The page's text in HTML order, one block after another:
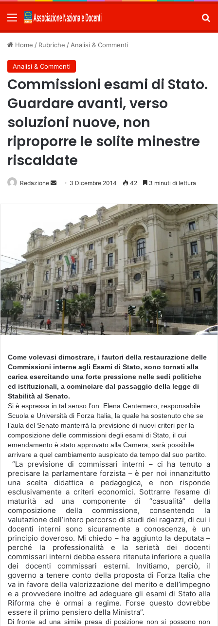
Menu
Home / Rubriche / Analisi & Commenti
Analisi & Commenti
Commissioni esami di Stato.
Guardare avanti, verso
soluzioni nuove, non
riproporre le solite minestre
riscaldate
Redazione
Invia 3 Dicembre 2014 42 3 minuti di lettura
Come volevasi dimostrare, i fautori della restaurazione delle
Commissioni interne agli Esami di Stato, sono tornati alla
carica esercitando una forte pressione nelle sedi politiche
ed istituzionali, a cominciare dal passaggio della legge di
Stabilità al Senato.
Si è espressa in tal senso l’on. Elena Centemero, responsabile
Scuola e Università di Forza Italia, la quale ha sostenuto che se
l’aula del Senato manterrà la previsione di nuovi criteri per la
composizione delle commissioni degli esami di Stato, il cui
emendamento è stato approvato alla Camera, sarà possibile
arrivare a quel cambiamento auspicato da tempo dal suo partito.
“La previsione di commissari interni – ci ha tenuto a
precisare la parlamentare forzista – è per noi innanzitutto
una scelta didattica e pedagogica, e non risponde
esclusivamente a criteri economici. Sottrarre l’esame di
maturità ad una componente di “casualità” della
composizione della commissione, consentendo la
valutazione dell’intero percorso di studi dei ragazzi, di cui i
docenti interni sono sicuramente a conoscenza, è un
principio doveroso. Mi chiedo – ha aggiunto la deputata –
perché la professionalità e la serietà dei docenti
commissari interni debba essere ritenuta inferiore a quella
dei docenti commissari esterni. Invitiamo, perciò, il
governo a tenere conto della proposta di Forza Italia che
va in favore della valorizzazione del merito e dell’impegno
e a provvedere inoltre ad adeguare gli esami di Stato alla
Riforma che è ormai a regime. Forse questo dovrebbe
essere il primo pensiero della Ministra”.
Di fronte ad una simile presa di posizione non si possono non